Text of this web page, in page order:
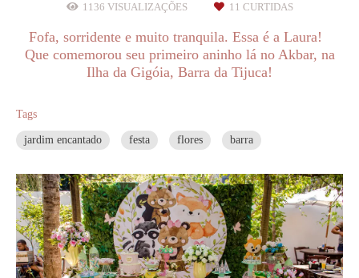
1136 VISUALIZAÇÕES 11 CURTIDAS
Fofa, sorridente e muito tranquila. Essa é a Laura!
Que comemorou seu primeiro aninho lá no Akbar, na
Ilha da Gigóia, Barra da Tijuca!
Tags
jardim encantado festa flores barra